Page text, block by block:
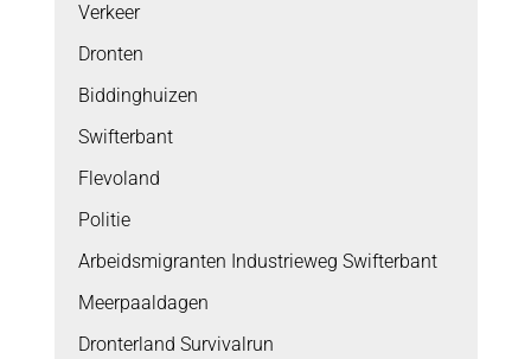
Verkeer
Dronten
Biddinghuizen
Swifterbant
Flevoland
Politie
Arbeidsmigranten Industrieweg Swifterbant
Meerpaaldagen
Dronterland Survivalrun